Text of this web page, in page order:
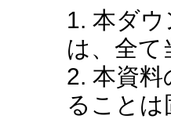
1. 本ダ
は、全て
2. 本資
ること